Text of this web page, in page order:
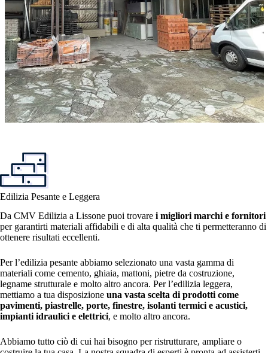
Edilizia Pesante e Leggera
Da CMV Edilizia a Lissone puoi trovare i migliori marchi e fornitori
per garantirti materiali affidabili e di alta qualità che ti permetteranno di
ottenere risultati eccellenti.
Per l’edilizia pesante abbiamo selezionato una vasta gamma di
materiali come cemento, ghiaia, mattoni, pietre da costruzione,
legname strutturale e molto altro ancora. Per l’edilizia leggera,
mettiamo a tua disposizione una vasta scelta di prodotti come
pavimenti, piastrelle, porte, finestre, isolanti termici e acustici,
impianti idraulici e elettrici, e molto altro ancora.
Abbiamo tutto ciò di cui hai bisogno per ristrutturare, ampliare o